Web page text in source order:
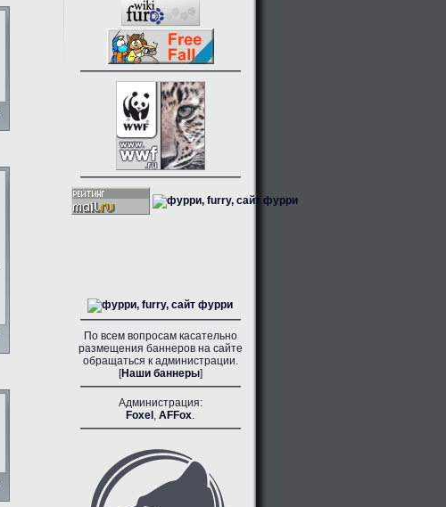
По всем вопросам касательно
размещения баннеров на сайте
обращаться к администрации.
[Наши баннеры]
Администрация:
Foxel , AFFox.